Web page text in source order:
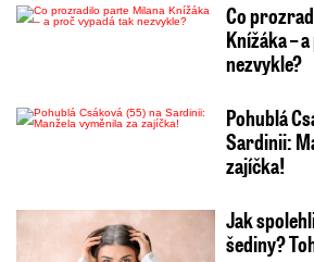
Co
Knížáka –
nezvykle?
Pohublá
Sardinii:
zajíčka!
Jak
šediny?